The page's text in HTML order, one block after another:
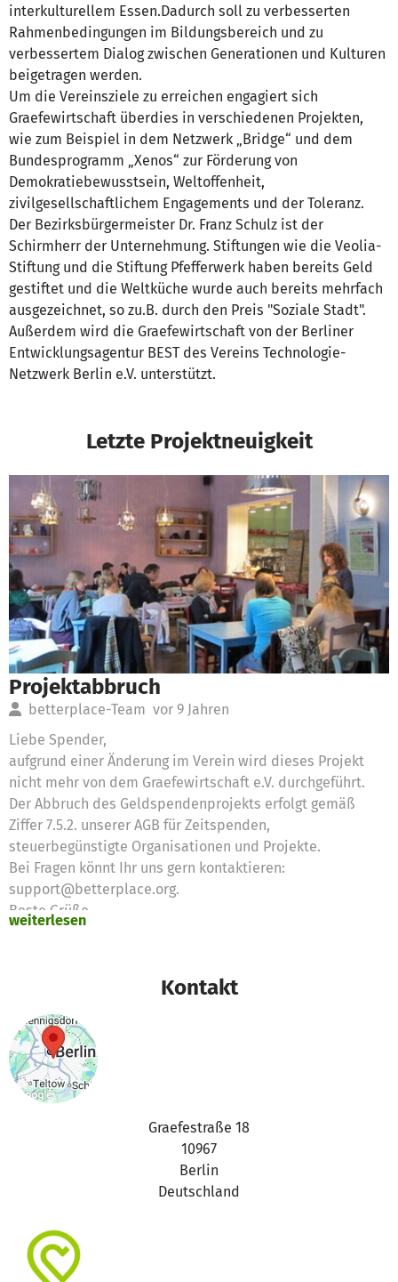
interkulturellem Essen.Dadurch soll zu verbesserten
Rahmenbedingungen im Bildungsbereich und zu
verbessertem Dialog zwischen Generationen und Kulturen
beigetragen werden.
Um die Vereinsziele zu erreichen engagiert sich
Graefewirtschaft überdies in verschiedenen Projekten,
wie zum Beispiel in dem Netzwerk „Bridge“ und dem
Bundesprogramm „Xenos“ zur Förderung von
Demokratiebewusstsein, Weltoffenheit,
zivilgesellschaftlichem Engagements und der Toleranz.
Der Bezirksbürgermeister Dr. Franz Schulz ist der
Schirmherr der Unternehmung. Stiftungen wie die Veolia-
Stiftung und die Stiftung Pfefferwerk haben bereits Geld
gestiftet und die Weltküche wurde auch bereits mehrfach
ausgezeichnet, so zu.B. durch den Preis "Soziale Stadt".
Außerdem wird die Graefewirtschaft von der Berliner
Entwicklungsagentur BEST des Vereins Technologie-
Netzwerk Berlin e.V. unterstützt.
Letzte Projektneuigkeit
Projektabbruch
betterplace-Team vor 9 Jahren
Liebe Spender,
aufgrund einer Änderung im Verein wird dieses Projekt
nicht mehr von dem Graefewirtschaft e.V. durchgeführt.
Der Abbruch des Geldspendenprojekts erfolgt gemäß
Ziffer 7.5.2. unserer AGB für Zeitspenden,
steuerbegünstigte Organisationen und Projekte.
Bei Fragen könnt Ihr uns gern kontaktieren:
support@betterplace.org.
Beste Grüße
weiterlesen
Kontakt
Graefestraße 18
10967
Berlin
Deutschland